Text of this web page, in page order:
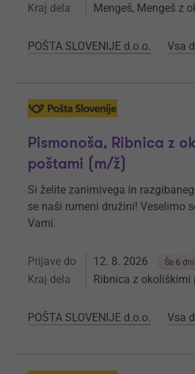
Kraj dela Mengeš, Mengeš z
POŠTA SLOVENIJE d.o.o. Vsa
Pismonoša, Ribnica z
poštami (m/ž)
Si želite zanimivega in
se naši rumeni družini! Veselimo
Vami.
Prijave do 12. 8. 2026 Še 6 dni
Kraj dela Ribnica z okoliškimi
POŠTA SLOVENIJE d.o.o. Vsa